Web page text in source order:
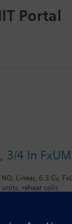
Portal
3/4 In
Linear, 6.3 Cv,
reheat coils